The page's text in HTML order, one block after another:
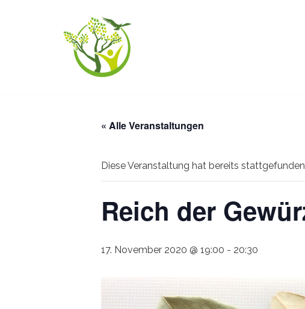
« Alle Veranstaltungen
Diese Veranstaltung hat bereits
Reich der
17. November 2020 @ 19:00 - 20:30